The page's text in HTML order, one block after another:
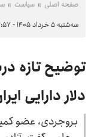
صفحه اصلی سیاست
سه‌شنبه ۵ خرداد ۱۴۰۵ - ۲۲:۵۷
دلار دارایی
بروجردی، عضو